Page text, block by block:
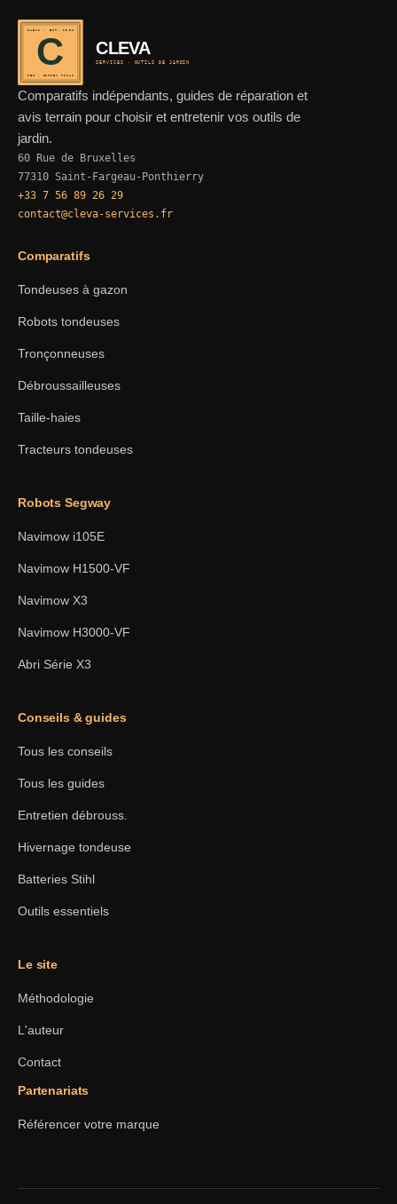
C
CLEVA · EST. 2024
REF · GARDEN TOOLS
CLEVA
SERVICES · OUTILS DE JARDIN
Comparatifs indépendants, guides de réparation et
avis terrain pour choisir et entretenir vos outils de
jardin.
60 Rue de Bruxelles
77310 Saint-Fargeau-Ponthierry
+33 7 56 89 26 29
contact@cleva-services.fr
Comparatifs
Tondeuses à gazon
Robots tondeuses
Tronçonneuses
Débroussailleuses
Taille-haies
Tracteurs tondeuses
Robots Segway
Navimow i105E
Navimow H1500-VF
Navimow X3
Navimow H3000-VF
Abri Série X3
Conseils & guides
Tous les conseils
Tous les guides
Entretien débrouss.
Hivernage tondeuse
Batteries Stihl
Outils essentiels
Le site
Méthodologie
L'auteur
Contact
Partenariats
Référencer votre marque